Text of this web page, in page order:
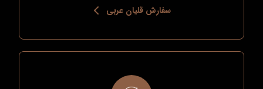
سفارش قلیان عربی